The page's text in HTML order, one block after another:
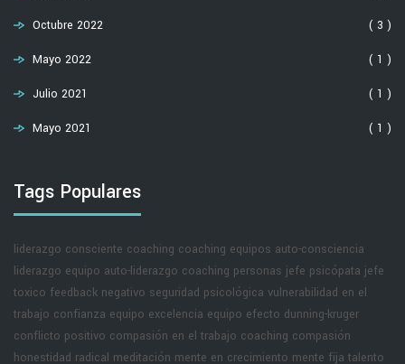
Octubre 2022 ( 3 )
Mayo 2022 ( 1 )
Julio 2021 ( 1 )
Mayo 2021 ( 1 )
Tags Populares
liderazgo consciente coaching coaching equipos auto-consciencia
liderazgo equipo auto-liderazgo coaching personas jefe psicópata jefe
toxico feedback negativo seguridad psicológica vulnerabilidad en el
trabajo confianza equipo excelencia equipo efecto dunning-kruger
conflicto positivo compasión en el trabajo coaching compasión
honestidad radical meditación mente en crecimiento mente fija talento